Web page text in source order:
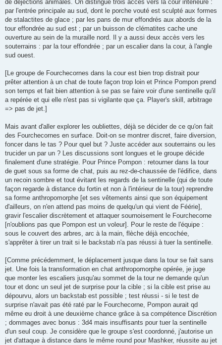
de déjections animales. On distingue trois accès vers la cour intérieure :
par l'entrée principale au sud, dont le porche vouté est sculpté aux formes
de stalactites de glace ; par les pans de mur effondrés aux abords de la
tour effondrée au sud est ; par un buisson de clématites cache une
ouverture au sein de la muraille nord. Il y a aussi deux accès vers les
souterrains : par la tour effondrée ; par un escalier dans la cour, à l'angle
sud ouest.
[Le groupe de Fourchecornes dans la cour est bien trop distrait pour
prêter attention à un chat de toute façon trop loin et Prince Pompon prend
son temps et fait bien attention à se pas se faire voir d'une sentinelle qu'il
a repérée et qui elle n'est pas si vigilante que ça. Player's skill, arbitrage
=> pas de jet.]
Mais avant d'aller explorer les oubliettes, déjà se décider de ce qu'on fait
des Fourchecornes en surface. Doit-on se montrer discret, faire diversion,
foncer dans le tas ? Pour quel but ? Juste accéder aux souterrains ou les
trucider un par un ? Les discussions sont longues et le groupe décide
finalement d'une stratégie. Pour Prince Pompon : retourner dans la tour
de guet sous sa forme de chat, puis au rez-de-chaussée de l'édifice, dans
un recoin sombre et tout évitant les regards de la sentinelle (qui de toute
façon regarde à distance du fortin et non à l'intérieur de la tour) reprendre
sa forme anthropomorphe [et ses vêtements ainsi que son équipement
d'ailleurs, on n'en attend pas moins de quelqu'un qui vient de Féérie],
gravir l'escalier discrètement et attaquer sournoisement le Fourchecorne
[n'oublions pas que Pompon est un voleur]. Pour le reste de l'équipe :
sous le couvert des arbres, arc à la main, flèche déjà encochée,
s'apprêter à tirer un trait si le backstab n'a pas réussi à tuer la sentinelle.
[Comme précédemment, le déplacement jusque dans la tour se fait sans
jet. Une fois la transformation en chat anthropomorphe opérée, je juge
que monter les escaliers jusqu'au sommet de la tour ne demande qu'un
tour et donc un seul jet de surprise pour la cible ; si la cible est prise au
dépourvu, alors un backstab est possible ; test réussi - si le test de
surprise n'avait pas été raté par le Fourchecorne, Pompon aurait qd
même eu droit à une deuxième chance grâce à sa compétence Discrétion
; dommages avec bonus : 3d4 mais insuffisants pour tuer la sentinelle
d'un seul coup. Je considère que le groupe s'est coordonné, j'autorise un
jet d'attaque à distance dans le même round pour Mashker, réussite au jet